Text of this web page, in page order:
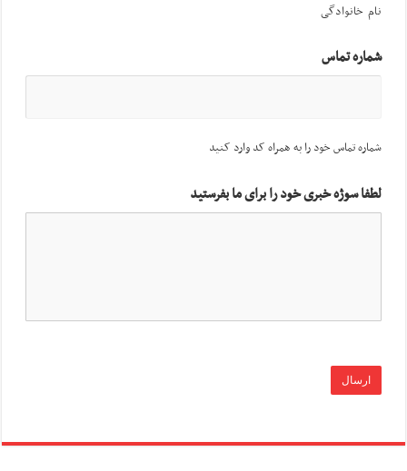
نام خانوادگی
شماره تماس
شماره تماس خود را به همراه کد وارد کنید
لطفا سوژه خبری خود را برای ما بفرستید